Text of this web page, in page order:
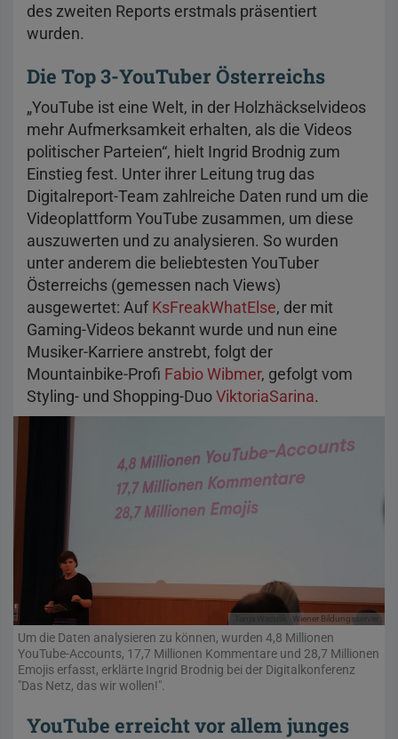
des zweiten Reports erstmals präsentiert
wurden.
Die Top 3-YouTuber Österreichs
„YouTube ist eine Welt, in der Holzhäckselvideos
mehr Aufmerksamkeit erhalten, als die Videos
politischer Parteien“, hielt Ingrid Brodnig zum
Einstieg fest. Unter ihrer Leitung trug das
Digitalreport-Team zahlreiche Daten rund um die
Videoplattform YouTube zusammen, um diese
auszuwerten und zu analysieren. So wurden
unter anderem die beliebtesten YouTuber
Österreichs (gemessen nach Views)
ausgewertet: Auf KsFreakWhatElse, der mit
Gaming-Videos bekannt wurde und nun eine
Musiker-Karriere anstrebt, folgt der
Mountainbike-Profi Fabio Wibmer, gefolgt vom
Styling- und Shopping-DuoViktoriaSarina.
Wiener Bildungsserver
Um die Daten analysieren zu können, wurden 4,8 Millionen
YouTube-Accounts, 17,7 Millionen Kommentare und 28,7 Millionen
Emojis erfasst, erklärte Ingrid Brodnig bei der Digitalkonferenz
"Das Netz, das wir wollen!".
YouTube erreicht vor allem junges